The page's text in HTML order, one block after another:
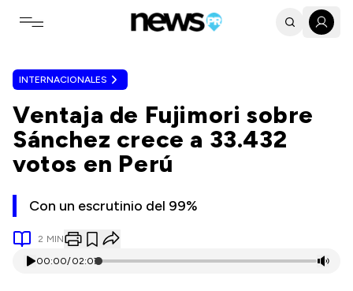
Toggle navigation menu
INTERNACIONALES
Ventaja de Fujimori sobre
Sánchez crece a 33.432
votos en Perú
Con un escrutinio del 99%
2 MIN
00:00/02:07